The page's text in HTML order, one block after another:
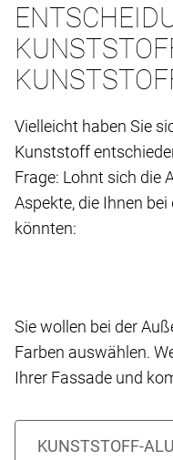
Vielleicht haben Sie
Kunststoff
Frage: Lohnt sich die
Aspekte, die Ihnen
könnten:
Sie wollen bei der
Farben auswählen.
Ihrer Fassade und